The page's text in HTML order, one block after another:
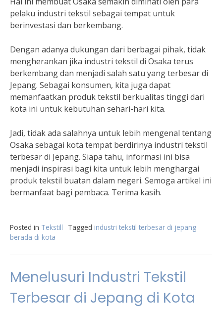
pelaku industri tekstil sebagai tempat untuk
berinvestasi dan berkembang.
Dengan adanya dukungan dari berbagai pihak, tidak
mengherankan jika industri tekstil di Osaka terus
berkembang dan menjadi salah satu yang terbesar di
Jepang. Sebagai konsumen, kita juga dapat
memanfaatkan produk tekstil berkualitas tinggi dari
kota ini untuk kebutuhan sehari-hari kita.
Jadi, tidak ada salahnya untuk lebih mengenal tentang
Osaka sebagai kota tempat berdirinya industri tekstil
terbesar di Jepang. Siapa tahu, informasi ini bisa
menjadi inspirasi bagi kita untuk lebih menghargai
produk tekstil buatan dalam negeri. Semoga artikel ini
bermanfaat bagi pembaca. Terima kasih.
Posted in Tekstill Tagged industri tekstil terbesar di jepang
berada di kota
Menelusuri Industri Tekstil
Terbesar di Jepang di Kota